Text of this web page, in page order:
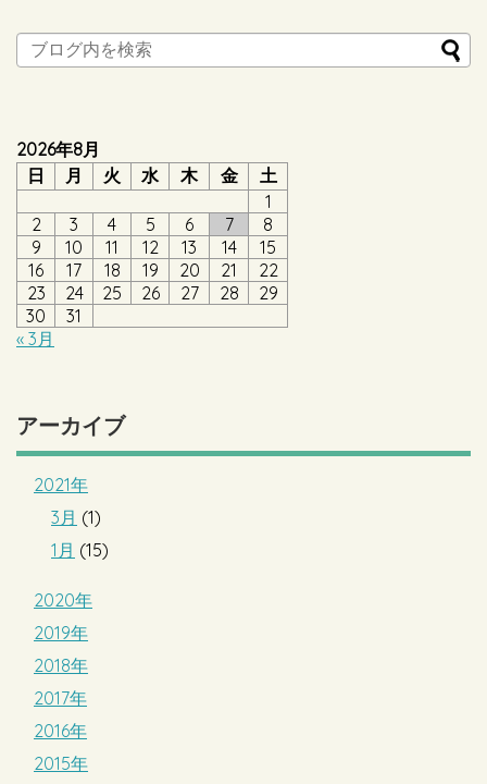
2026年8月
日
月 火 水 木 金
土
1
2
3 4 5 6 7
8
9
10 11 12 13 14
15
16
17 18 19 20 21
22
23
24 25 26 27 28
29
30
31
« 3月
アーカイブ
2021年
3月 (1)
1月 (15)
2020年
2019年
2018年
2017年
2016年
2015年